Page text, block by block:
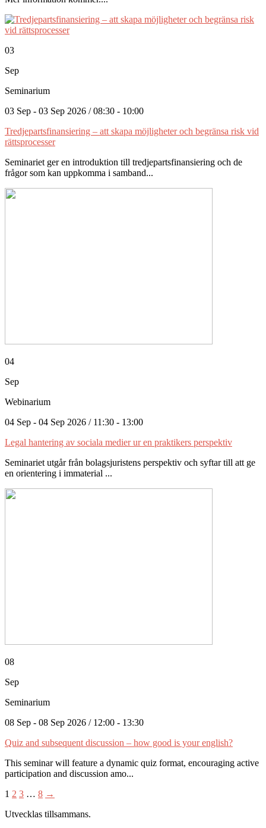
03
Sep
Seminarium
03 Sep - 03 Sep 2026 / 08:30 - 10:00
Tredjepartsfinansiering – att skapa möjligheter och begränsa risk vid
rättsprocesser
Seminariet ger en introduktion till tredjepartsfinansiering och de
frågor som kan uppkomma i samband...
04
Sep
Webinarium
04 Sep - 04 Sep 2026 / 11:30 - 13:00
Legal hantering av sociala medier ur en praktikers perspektiv
Seminariet utgår från bolagsjuristens perspektiv och syftar till att ge
en orientering i immaterial ...
08
Sep
Seminarium
08 Sep - 08 Sep 2026 / 12:00 - 13:30
Quiz and subsequent discussion – how good is your english?
This seminar will feature a dynamic quiz format, encouraging active
participation and discussion amo...
1 2 3 … 8 →
Utvecklas tillsammans.